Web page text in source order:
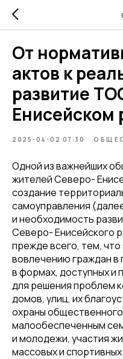
От
актов к
развитие
Енисейском
2025-04-02 07:30
Одной из важнейших
жителей Северо-
создание
самоуправления
и необходимость
Северо- Енисейского
прежде всего, тем,
вовлечению граждан в
в формах, доступных и
для решения проблем
домов, улиц, их
охраны
малообеспеченным
и молодежи, участия
массовых и